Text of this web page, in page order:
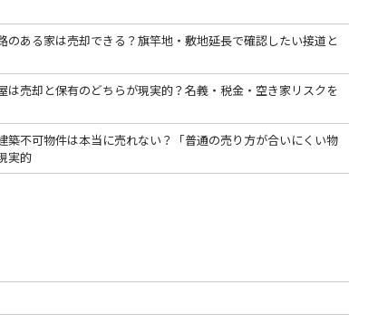
のある家は売却できる？旗竿地・敷地延長で確認したい接道と
は売却と保有のどちらが現実的？名義・税金・空き家リスクを
築不可物件は本当に売れない？「普通の売り方が合いにくい物
実的